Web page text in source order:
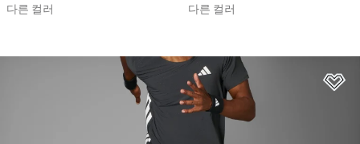
다른 컬러
다른 컬러